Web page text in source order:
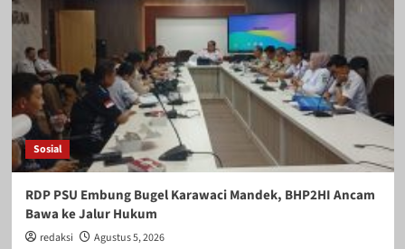
Sosial
RDP PSU Embung Bugel Karawaci Mandek, BHP2HI Ancam
Bawa ke Jalur Hukum
redaksi Agustus 5, 2026